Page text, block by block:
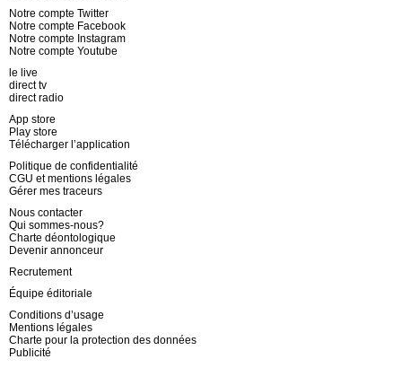
Notre compte Twitter
Notre compte Facebook
Notre compte Instagram
Notre compte Youtube
le live
direct tv
direct radio
App store
Play store
Télécharger l’application
Politique de confidentialité
CGU et mentions légales
Gérer mes traceurs
Nous contacter
Qui sommes-nous?
Charte déontologique
Devenir annonceur
Recrutement
Équipe éditoriale
Conditions d’usage
Mentions légales
Charte pour la protection des données
Publicité